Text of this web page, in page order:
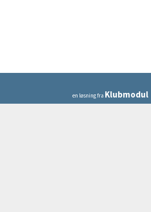
en løsning fra Klubmodul